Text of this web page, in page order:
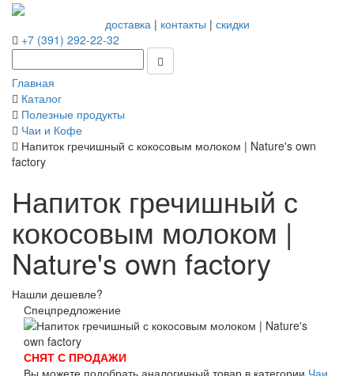
доставка| контакты | скидки
+7 (391) 292-22-32
Главная
Каталог
Полезные продукты
Чаи и Кофе
Напиток гречишный с кокосовым молоком | Nature's own
factory
Напиток гречишный с
кокосовым молоком |
Nature's own factory
Нашли дешевле?
Спецпредложение
СНЯТ С ПРОДАЖИ